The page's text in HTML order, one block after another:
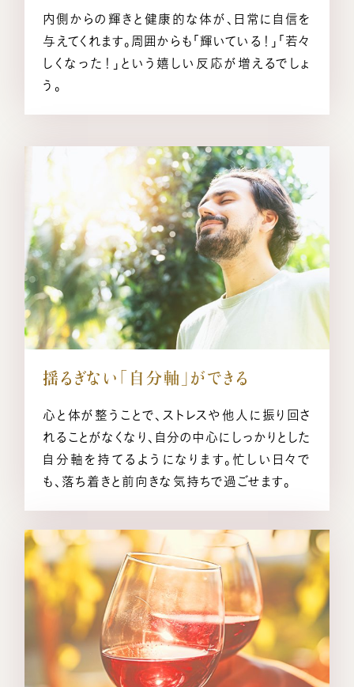
内側からの輝きと健康的な体が、日常に自信を
与えてくれます。周囲からも「輝いている！」「若々
しくなった！」という嬉しい反応が増えるでしょ
う。
揺るぎない「自分軸」ができる
心と体が整うことで、ストレスや他人に振り回さ
れることがなくなり、自分の中心にしっかりとした
自分軸を持てるようになります。忙しい日々で
も、落ち着きと前向きな気持ちで過ごせます。